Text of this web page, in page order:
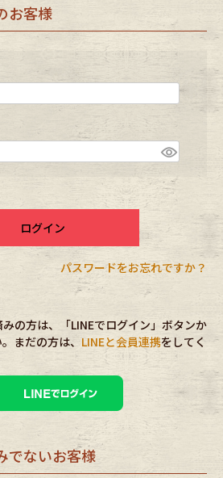
International Shipping
特集一覧
スタッフコーディネート
品カテゴリーから探す
Outer
Fafatt
商品カテゴリーから探す
Bottoms
One Piece
お客様
ログイン
パスワードをお忘れですか？
の方は、「LINEでログイン」ボタンか
まだの方は、 LINEと会員連携をしてく
でないお客様